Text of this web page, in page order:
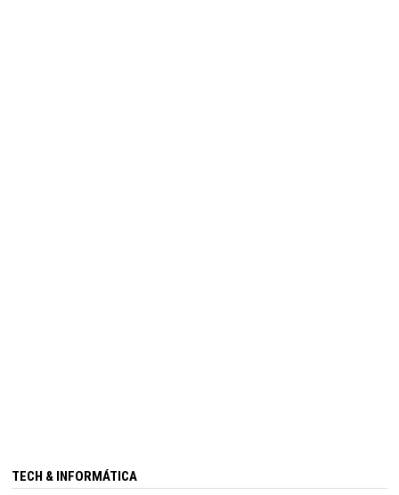
TECH & INFORMÁTICA